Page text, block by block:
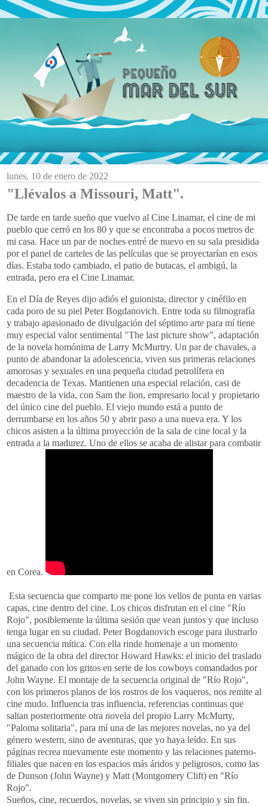
lunes, 10 de enero de 2022
"Llévalos a Missouri, Matt".
De tarde en tarde sueño que vuelvo al Cine Linamar, el cine de mi
pueblo que cerró en los 80 y que se encontraba a pocos metros de
mi casa. Hace un par de noches entré de nuevo en su sala presidida
por el panel de carteles de las películas que se proyectarían en esos
días. Estaba todo cambiado, el patio de butacas, el ambigú, la
entrada, pero era el Cine Linamar.
En el Día de Reyes dijo adiós el guionista, director y cinéfilo en
cada poro de su piel Peter Bogdanovich. Entre toda su filmografía
y trabajo apasionado de divulgación del séptimo arte para mí tiene
muy especial valor sentimental "The last picture show", adaptación
de la novela homónima de Larry McMurtry. Un par de chavales, a
punto de abandonar la adolescencia, viven sus primeras relaciones
amorosas y sexuales en una pequeña ciudad petrolífera en
decadencia de Texas. Mantienen una especial relación, casi de
maestro de la vida, con Sam the lion, empresario local y propietario
del único cine del pueblo. El viejo mundo está a punto de
derrumbarse en los años 50 y abrir paso a una nueva era. Y los
chicos asisten a la última proyección de la sala de cine local y la
entrada a la madurez. Uno de ellos se acaba de alistar para combatir
en Corea.
Esta secuencia que comparto me pone los vellos de punta en varias
capas, cine dentro del cine. Los chicos disfrutan en el cine "Río
Rojo", posiblemente la última sesión que vean juntos y que incluso
tenga lugar en su ciudad. Peter Bogdanovich escoge para ilustrarlo
una secuencia mítica. Con ella rinde homenaje a un momento
mágico de la obra del director Howard Hawks: el inicio del traslado
del ganado con los gritos en serie de los cowboys comandados por
John Wayne. El montaje de la secuencia original de "Río Rojo",
con los primeros planos de los rostros de los vaqueros, nos remite al
cine mudo. Influencia tras influencia, referencias continuas que
saltan posteriormente otra novela del propio Larry McMurty,
"Paloma solitaria", para mí una de las mejores novelas, no ya del
género western, sino de aventuras, que yo haya leído. En sus
páginas recrea nuevamente este momento y las relaciones paterno-
filiales que nacen en los espacios más áridos y peligrosos, como las
de Dunson (John Wayne) y Matt (Montgomery Clift) en "Río
Rojo".
Sueños, cine, recuerdos, novelas, se viven sin principio y sin fin.